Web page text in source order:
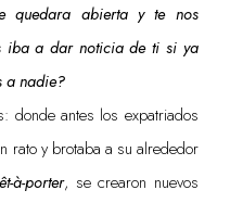
quedara abierta y te nos
iba a dar noticia de ti si ya
a nadie?
donde antes los expatriados
rato y brotaba a su alrededor
à-porter, se crearon nuevos